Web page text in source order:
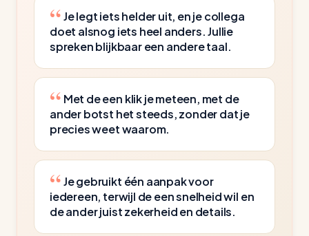
Je legt iets helder uit, en je collega
doet alsnog iets heel anders. Jullie
spreken blijkbaar een andere taal.
Met de een klik je meteen, met de
ander botst het steeds, zonder dat je
precies weet waarom.
Je gebruikt één aanpak voor
iedereen, terwijl de een snelheid wil en
de ander juist zekerheid en details.